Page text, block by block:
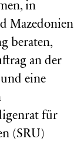
in
Mazedonien
beraten,
an der
eine
für
(SRU)